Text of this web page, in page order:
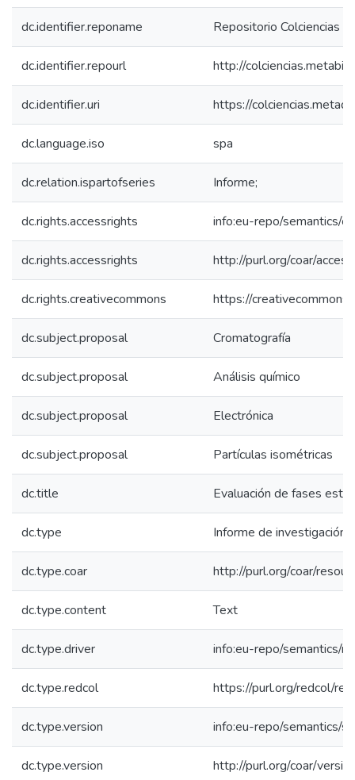
dc.identifier.reponame Repositorio Colciencias
dc.identifier.repourl http://
dc.identifier.uri https://
dc.language.iso spa
dc.relation.ispartofseries Informe;
dc.rights.accessrights info:eu-repo/semantics/
dc.rights.accessrights http://purl.org/coar/
dc.rights.creativecommons https://
dc.subject.proposal Cromatografía
dc.subject.proposal Análisis químico
dc.subject.proposal Electrónica
dc.subject.proposal Partículas isométricas
dc.title Evaluación de fases
dc.type Informe de investigación
dc.type.coar http://purl.org/coar/
dc.type.content Text
dc.type.driver info:eu-repo/semantics/
dc.type.redcol https://purl.org/redcol/
dc.type.version info:eu-repo/semantics/
dc.type.version http://purl.org/coar/